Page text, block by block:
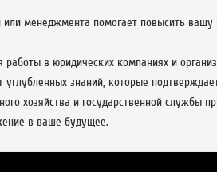
менеджмента помогает повысить вашу
в юридических компаниях и
знаний, которые
хозяйства и государственной службы
в ваше будущее.